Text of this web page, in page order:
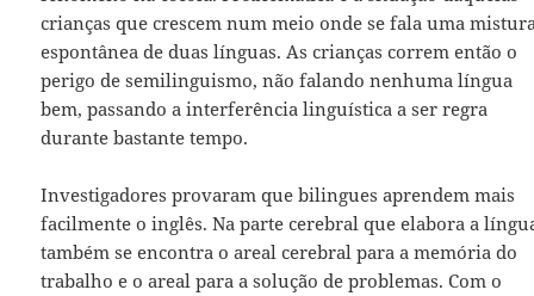
crianças que crescem num meio onde se fala uma
espontânea de duas línguas. As crianças correm então o
perigo de semilinguismo, não falando nenhuma língua
bem, passando a interferência linguística a ser regra
durante bastante tempo.
Investigadores provaram que bilingues aprendem mais
facilmente o inglês. Na parte cerebral que elabora a
também se encontra o areal cerebral para a memória do
trabalho e o areal para a solução de problemas. Com o